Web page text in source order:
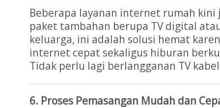
Beberapa layanan internet rumah kini
paket tambahan berupa TV digital
keluarga, ini adalah solusi hemat
internet cepat sekaligus hiburan
Tidak perlu lagi berlangganan TV
6. Proses Pemasangan Mudah dan